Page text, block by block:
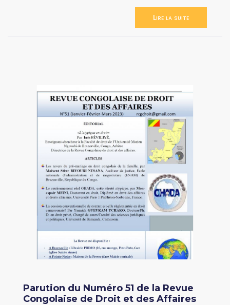
Lire la suite
Parution du Numéro 51 de la Revue
Congolaise de Droit et des Affaires